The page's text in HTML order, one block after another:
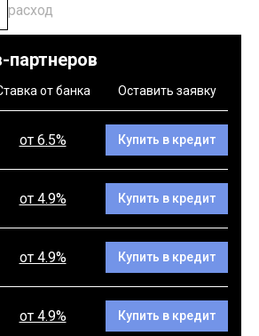
расход
партнеров
от банка Оставить заявку
от 6.5% Купить в кредит
от 4.9% Купить в кредит
от 4.9% Купить в кредит
от 4.9% Купить в кредит